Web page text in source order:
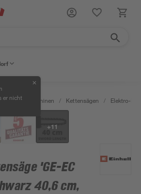
er nicht
✕
/ Gartenmaschinen / Kettensägen / Elektro-
+11
'GE-EC
40,6 cm,